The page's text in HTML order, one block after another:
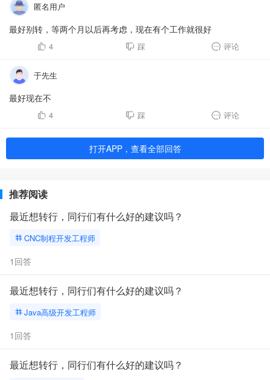
匿名用户
最好别转，等两个月以后再考虑，现在有个工作就很好
4 踩 评论
于先生
最好现在不
4 踩 评论
打开APP，查看全部回答
推荐阅读
最近想转行，同行们有什么好的建议吗？
CNC制程开发工程师
1回答
最近想转行，同行们有什么好的建议吗？
Java高级开发工程师
1回答
最近想转行，同行们有什么好的建议吗？